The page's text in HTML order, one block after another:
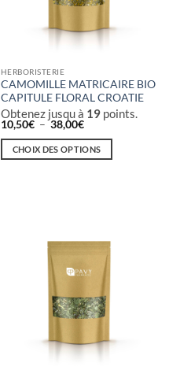
du
produit
HERBORISTERIE
CAMOMILLE MATRICAIRE BIO
CAPITULE FLORAL CROATIE
Obtenez jusqu à 19points.
10,50€ – 38,00€Plage
prix :
10,50€
CHOIX DES OPTIONS